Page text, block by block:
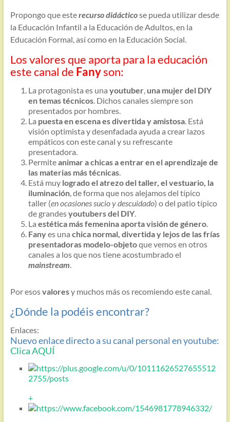
Propongo que esterecurso didácticose pueda utilizar desde
la Educación Infantil a la Educación de Adultos, en la
Educación Formal, así como en la Educación Social.
Los valores que aporta para la educación
este canal de Fanyson:
La protagonista es una youtuber, una mujer del DIY
en temas técnicos. Dichos canales siempre son
presentados por hombres.
La puesta en escena es divertida y amistosa. Está
visión optimista y desenfadada ayuda a crear lazos
empáticos con este canal y su refrescante
presentadora.
Permiteanimar a chicas a entrar en el aprendizaje de
las materias más técnicas.
Está muy logrado el atrezo del taller, el vestuario, la
iluminación, de forma que nos alejamos del típico
taller (en ocasiones sucio y descuidado) o del patio típico
de grandesyoutubers del DIY.
La estética más femenina aporta visión de género.
Fanyes una chica normal, divertida y lejos de las frías
presentadoras modelo-objetoque vemos en otros
canales a los que nos tiene acostumbrado el
mainstream.
Por esosvaloresy muchos más os recomiendo este canal.
¿Dónde la podéis encontrar?
Enlaces:
Nuevo enlace directo a su canal personal en youtube:
Clica AQUÍ
+